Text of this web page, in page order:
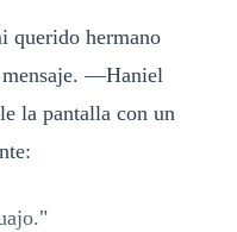
hermano
mensaje. —Haniel
la pantalla con un